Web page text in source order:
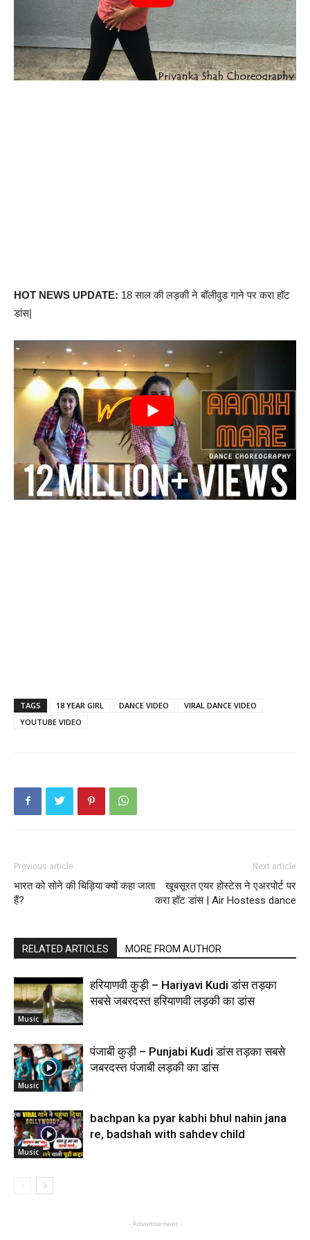
HOT NEWS UPDATE: 18 साल की लड़की ने बॉलीवुड गाने पर करा हॉट
डांस|
TAGS 18 YEAR GIRL DANCE VIDEO
VIRAL DANCE VIDEO
YOUTUBE VIDEO
Previous article
भारत को सोने की चिड़िया क्यों कहा जाता
हैं?
Next article
खूबसूरत एयर होस्टेस ने एअरपोर्ट पर
करा हॉट डांस | Air Hostess dance
RELATED ARTICLES MORE FROM AUTHOR
Music
हरियाणवी कुड़ी – Hariyavi Kudi डांस तड़का
सबसे जबरदस्त हरियाणवी लड़की का डांस
Music
पंजाबी कुड़ी – Punjabi Kudi डांस तड़का सबसे
जबरदस्त पंजाबी लड़की का डांस
Music
bachpan ka pyar kabhi bhul nahin jana
re, badshah with sahdev child
- Advertisement -